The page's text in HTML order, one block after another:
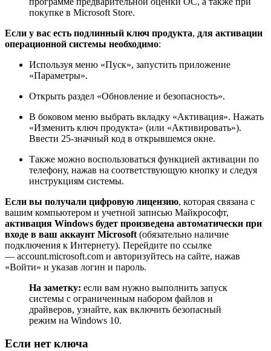
покупке в Microsoft Store.
Если у вас есть подлинный ключ продукта, для активации
операционной системы необходимо:
Используя меню «Пуск», запустить приложение
«Параметры».
Открыть раздел «Обновление и безопасность».
В боковом меню выбрать вкладку «Активация». Нажать
«Изменить ключ продукта» (или «Активировать»).
Ввести 25-значный код в открывшемся окне.
Также можно воспользоваться функцией активации по
телефону, нажав на соответствующую кнопку и следуя
инструкциям системы.
Если вы получали цифровую лицензию, которая связана с
вашим компьютером и учетной записью Майкрософт,
активация Windows будет произведена автоматически при
входе в ваш аккаунт Microsoft (обязательно наличие
подключения к Интернету). Перейдите по ссылке
— account.microsoft.com и авторизуйтесь на сайте, нажав
«Войти» и указав логин и пароль.
На заметку: если вам нужно выполнить запуск
системы с ограниченным набором файлов и
драйверов, узнайте, как включить безопасный
режим на Windows 10.
Если нет ключа